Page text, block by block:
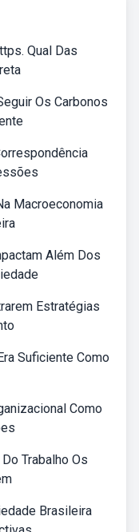
Qual Das
Os Carbonos
Macroeconomia
Além Dos
Estratégias
Suficiente Como
Como
Trabalho Os
Brasileira